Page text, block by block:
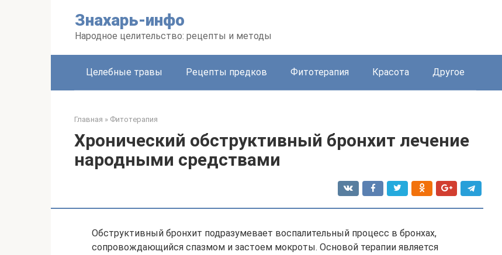
Знахарь-инфо
Народное целительство: рецепты и методы
Целебные травы Рецепты предков Фитотерапия Красота Другое
Главная » Фитотерапия
Хронический обструктивный бронхит лечение
народными средствами
Обструктивный бронхит подразумевает воспалительный процесс в бронхах,
сопровождающийся спазмом и застоем мокроты. Основой терапии является